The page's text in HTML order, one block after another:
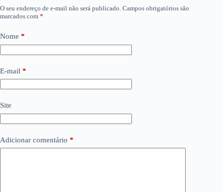
O seu endereço de e-mail não será publicado. Campos obrigatórios são
marcados com *
Nome *
E-mail *
Site
Adicionar comentário *